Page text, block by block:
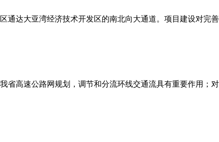
区通达大亚湾经济技术开发区的南北向大通道。项目建设对完善
我省高速公路网规划，调节和分流环线交通流具有重要作用；对